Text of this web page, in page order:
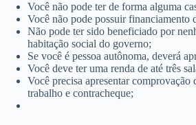
Você não pode ter de forma alguma
Você não pode possuir financiamento
Não pode ter sido beneficiado por
habitação social do governo;
Se você é pessoa autônoma, deverá
Você deve ter uma renda de até três
Você precisa apresentar comprovação
trabalho e contracheque;